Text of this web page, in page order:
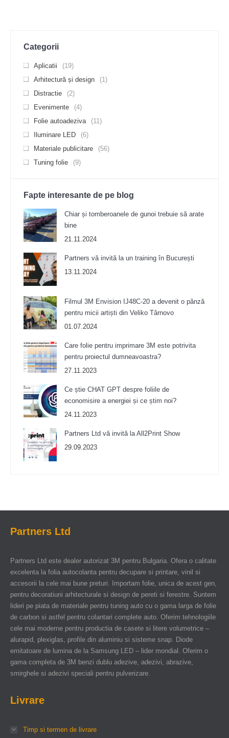
Categorii
Aplicatii
(19)
Arhitectură și design
(1)
Distractie
(2)
Evenimente
(4)
Folie autoadeziva
(11)
Iluminare LED
(6)
Materiale publicitare
(56)
Tuning folie
(9)
Fapte interesante de pe blog
Chiar și tomberoanele de gunoi trebuie să arate
bine
21.11.2024
Partners vă invită la un training în București
13.11.2024
Filmul 3M Envision IJ48C-20 a devenit o pânză
pentru micii artiști din Veliko Târnovo
01.07.2024
Care folie pentru imprimare 3M este potrivita
pentru proiectul dumneavoastra?
27.11.2023
Ce știe CHAT GPT despre foliile de
economisire a energiei și ce știm noi?
24.11.2023
Partners Ltd vă invită la All2Print Show
29.09.2023
Partners Ltd
Partners Ltd este dealer autorizat 3M pentru Bulgaria. Ofera o calitate
excelenta la folia autocolanta pentru decupare si printare, vinil si
accesorii la cele mai bune preturi. Importam folie, unica de acest gen,
pentru decoratiuni arhitecturale si design de pereti si ferestre. Suntem
lideri pe piata de materiale pentru tuning auto cu o gama larga de folie
de carbon si astfel pentru colantari complete auto. Oferim tehnologiile
cele mai moderne pentru productia de casete si litere volumetrice –
alurapid, plexiglas, profile din aluminiu si sisteme snap. Diode
emitatoare de lumina de la Samsung LED – lider mondial. Oferim o
gama completa de 3M benzi dublu adezive, adezivi, abrazive,
smirghele si adezivi speciali pentru pulverizare.
Livrare
Timp si termen de livrare